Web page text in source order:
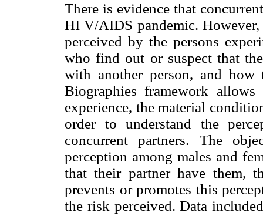
There is evidence that
HI V/AIDS pandemic.
perceived by the persons
who find out or suspect that
with another person, and how
Biographies framework
experience, the material
order to understand the
concurrent partners. The
perception among males and
that their partner have them,
prevents or promotes this
the risk perceived. Data